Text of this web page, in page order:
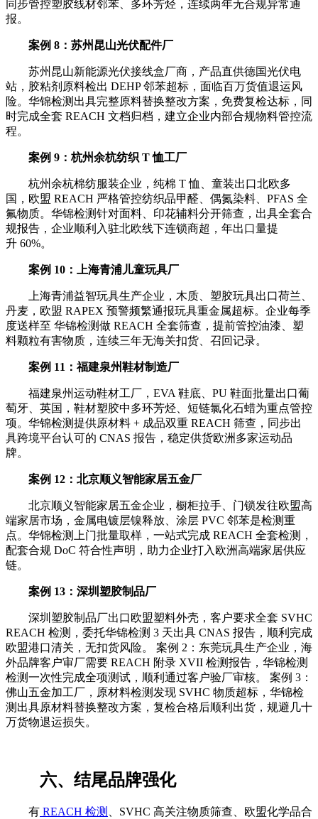
同步管控塑胶线材邻苯、多环芳烃，连续两年无合规异常通
报。
案例 8：苏州昆山光伏配件厂
苏州昆山新能源光伏接线盒厂商，产品直供德国光伏电
站，胶粘剂原料检出 DEHP 邻苯超标，面临百万货值退运风
险。华锦检测出具完整原料替换整改方案，免费复检达标，同
时完成全套 REACH 文档归档，建立企业内部合规物料管控流
程。
案例 9：杭州余杭纺织 T 恤工厂
杭州余杭棉纺服装企业，纯棉 T 恤、童装出口北欧多
国，欧盟 REACH 严格管控纺织品甲醛、偶氮染料、PFAS 全
氟物质。华锦检测针对面料、印花辅料分开筛查，出具全套合
规报告，企业顺利入驻北欧线下连锁商超，年出口量提
升 60%。
案例 10：上海青浦儿童玩具厂
上海青浦益智玩具生产企业，木质、塑胶玩具出口荷兰、
丹麦，欧盟 RAPEX 预警频繁通报玩具重金属超标。企业每季
度送样至 华锦检测做 REACH 全套筛查，提前管控油漆、塑
料颗粒有害物质，连续三年无海关扣货、召回记录。
案例 11：福建泉州鞋材制造厂
福建泉州运动鞋材工厂，EVA 鞋底、PU 鞋面批量出口葡
萄牙、英国，鞋材塑胶中多环芳烃、短链氯化石蜡为重点管控
项。华锦检测提供原材料 + 成品双重 REACH 筛查，同步出
具跨境平台认可的 CNAS 报告，稳定供货欧洲多家运动品
牌。
案例 12：北京顺义智能家居五金厂
北京顺义智能家居五金企业，橱柜拉手、门锁发往欧盟高
端家居市场，金属电镀层镍释放、涂层 PVC 邻苯是检测重
点。华锦检测上门批量取样，一站式完成 REACH 全套检测，
配套合规 DoC 符合性声明，助力企业打入欧洲高端家居供应
链。
案例 13：深圳塑胶制品厂
深圳塑胶制品厂出口欧盟塑料外壳，客户要求全套 SVHC
REACH 检测，委托华锦检测 3 天出具 CNAS 报告，顺利完成
欧盟港口清关，无扣货风险。 案例 2：东莞玩具生产企业，海
外品牌客户审厂需要 REACH 附录 XVII 检测报告，华锦检测
检测一次性完成全项测试，顺利通过客户验厂审核。 案例 3：
佛山五金加工厂，原材料检测发现 SVHC 物质超标，华锦检
测出具原材料替换整改方案，复检合格后顺利出货，规避几十
万货物退运损失。
六、结尾品牌强化
有 REACH 检测 、SVHC 高关注物质筛查、欧盟化学品合